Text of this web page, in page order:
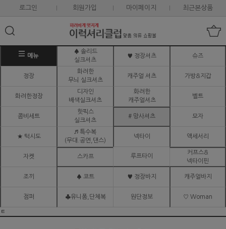
로그인 회원가입 마이페이지 최근본상품
메뉴
♠ 솔리드
실크셔츠
♥ 정장셔츠 슈즈
정장
화려한
무늬 실크셔츠
캐주얼 셔츠 가방&지갑
화려한정장
디자인
배색실크셔츠
화려한
캐주얼셔츠
벨트
콤비세트
핫픽스
실크셔츠
# 망사셔츠 모자
★ 턱시도
♬ 특수복
(무대.공연,댄스)
넥타이 액세서리
자켓 스카프 루프타이
커프스&
넥타이핀
조끼 ♠ 코트 ♥ 정장바지 캐주얼바지
점퍼 ♣유니폼,단체복 원단정보 ♡ Woman
ㅌ